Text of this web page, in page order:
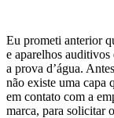
Eu prometi anterior
e aparelhos auditivos
a prova d’água.
não existe uma capa
em contato com a
marca, para solicitar